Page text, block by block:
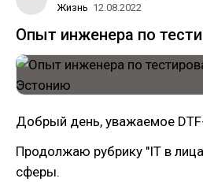
Жизнь 12.08.2022
Опыт инженера по
Добрый день, уважаемое
Продолжаю рубрику "IT в
сферы.